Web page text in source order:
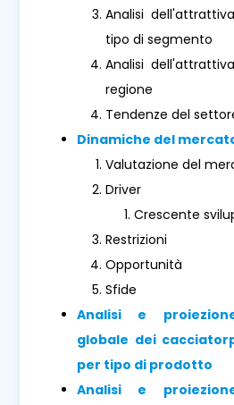
Analisi
tipo di segmento
Analisi
regione
Tendenze del
Dinamiche del
Valutazione del
Driver
Crescente
Restrizioni
Opportunità
Sfide
Analisi e
globale dei
per tipo di prodotto
Analisi e